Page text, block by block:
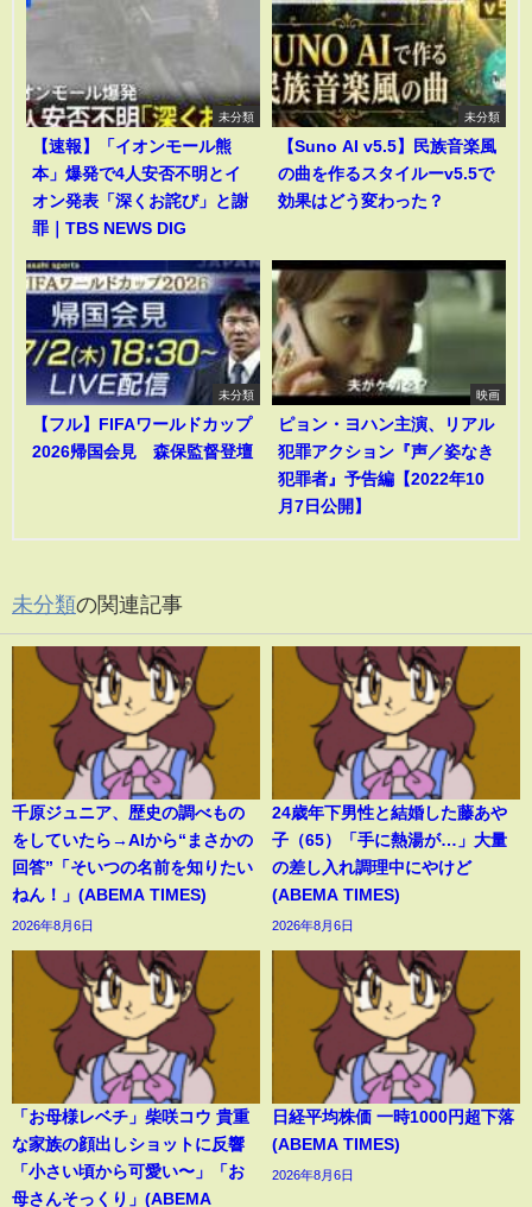
未分類
【速報】「イオンモール熊
本」爆発で4人安否不明とイ
オン発表「深くお詫び」と謝
罪｜TBS NEWS DIG
未分類
【Suno AI v5.5】民族音楽風
の曲を作るスタイルーv5.5で
効果はどう変わった？
未分類
【フル】FIFAワールドカップ
2026帰国会見 森保監督登壇
映画
ピョン・ヨハン主演、リアル
犯罪アクション『声／姿なき
犯罪者』予告編【2022年10
月7日公開】
未分類の関連記事
千原ジュニア、歴史の調べもの
をしていたら→AIから“まさかの
回答”「そいつの名前を知りたい
ねん！」(ABEMA TIMES)
2026年8月6日
24歳年下男性と結婚した藤あや
子（65）「手に熱湯が…」大量
の差し入れ調理中にやけど
(ABEMA TIMES)
2026年8月6日
「お母様レベチ」柴咲コウ 貴重
な家族の顔出しショットに反響
「小さい頃から可愛い〜」「お
母さんそっくり」(ABEMA
日経平均株価 一時1000円超下落
(ABEMA TIMES)
2026年8月6日